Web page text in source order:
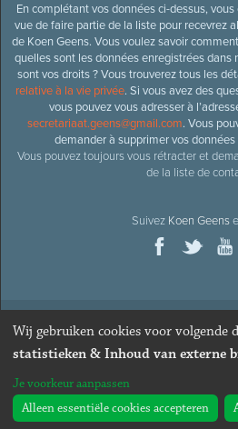
En complétant vos données ci-dessus,
vue de faire partie de la liste pour recevrez
de Koen Geens. Vous voulez savoir
quelles sont les données enregistrées dans
sont vos droits ? Vous trouverez tous les
relative à la vie privée. Si vous avez des
vous pouvez vous adresser à
secretariaat.geens@gmail.com. Vous
demander à supprimer vos
Vous pouvez toujours vous rétracter et
de la liste de
Suivez Koen Geens
© 2026Ancien ministre et député
Webdesign & développement par Zenjoy de
Wij gebruiken cookies voor volgende
statistieken & Inhoud van externe
Je voorkeur aanpassen
Alleen essentiële cookies accepteren